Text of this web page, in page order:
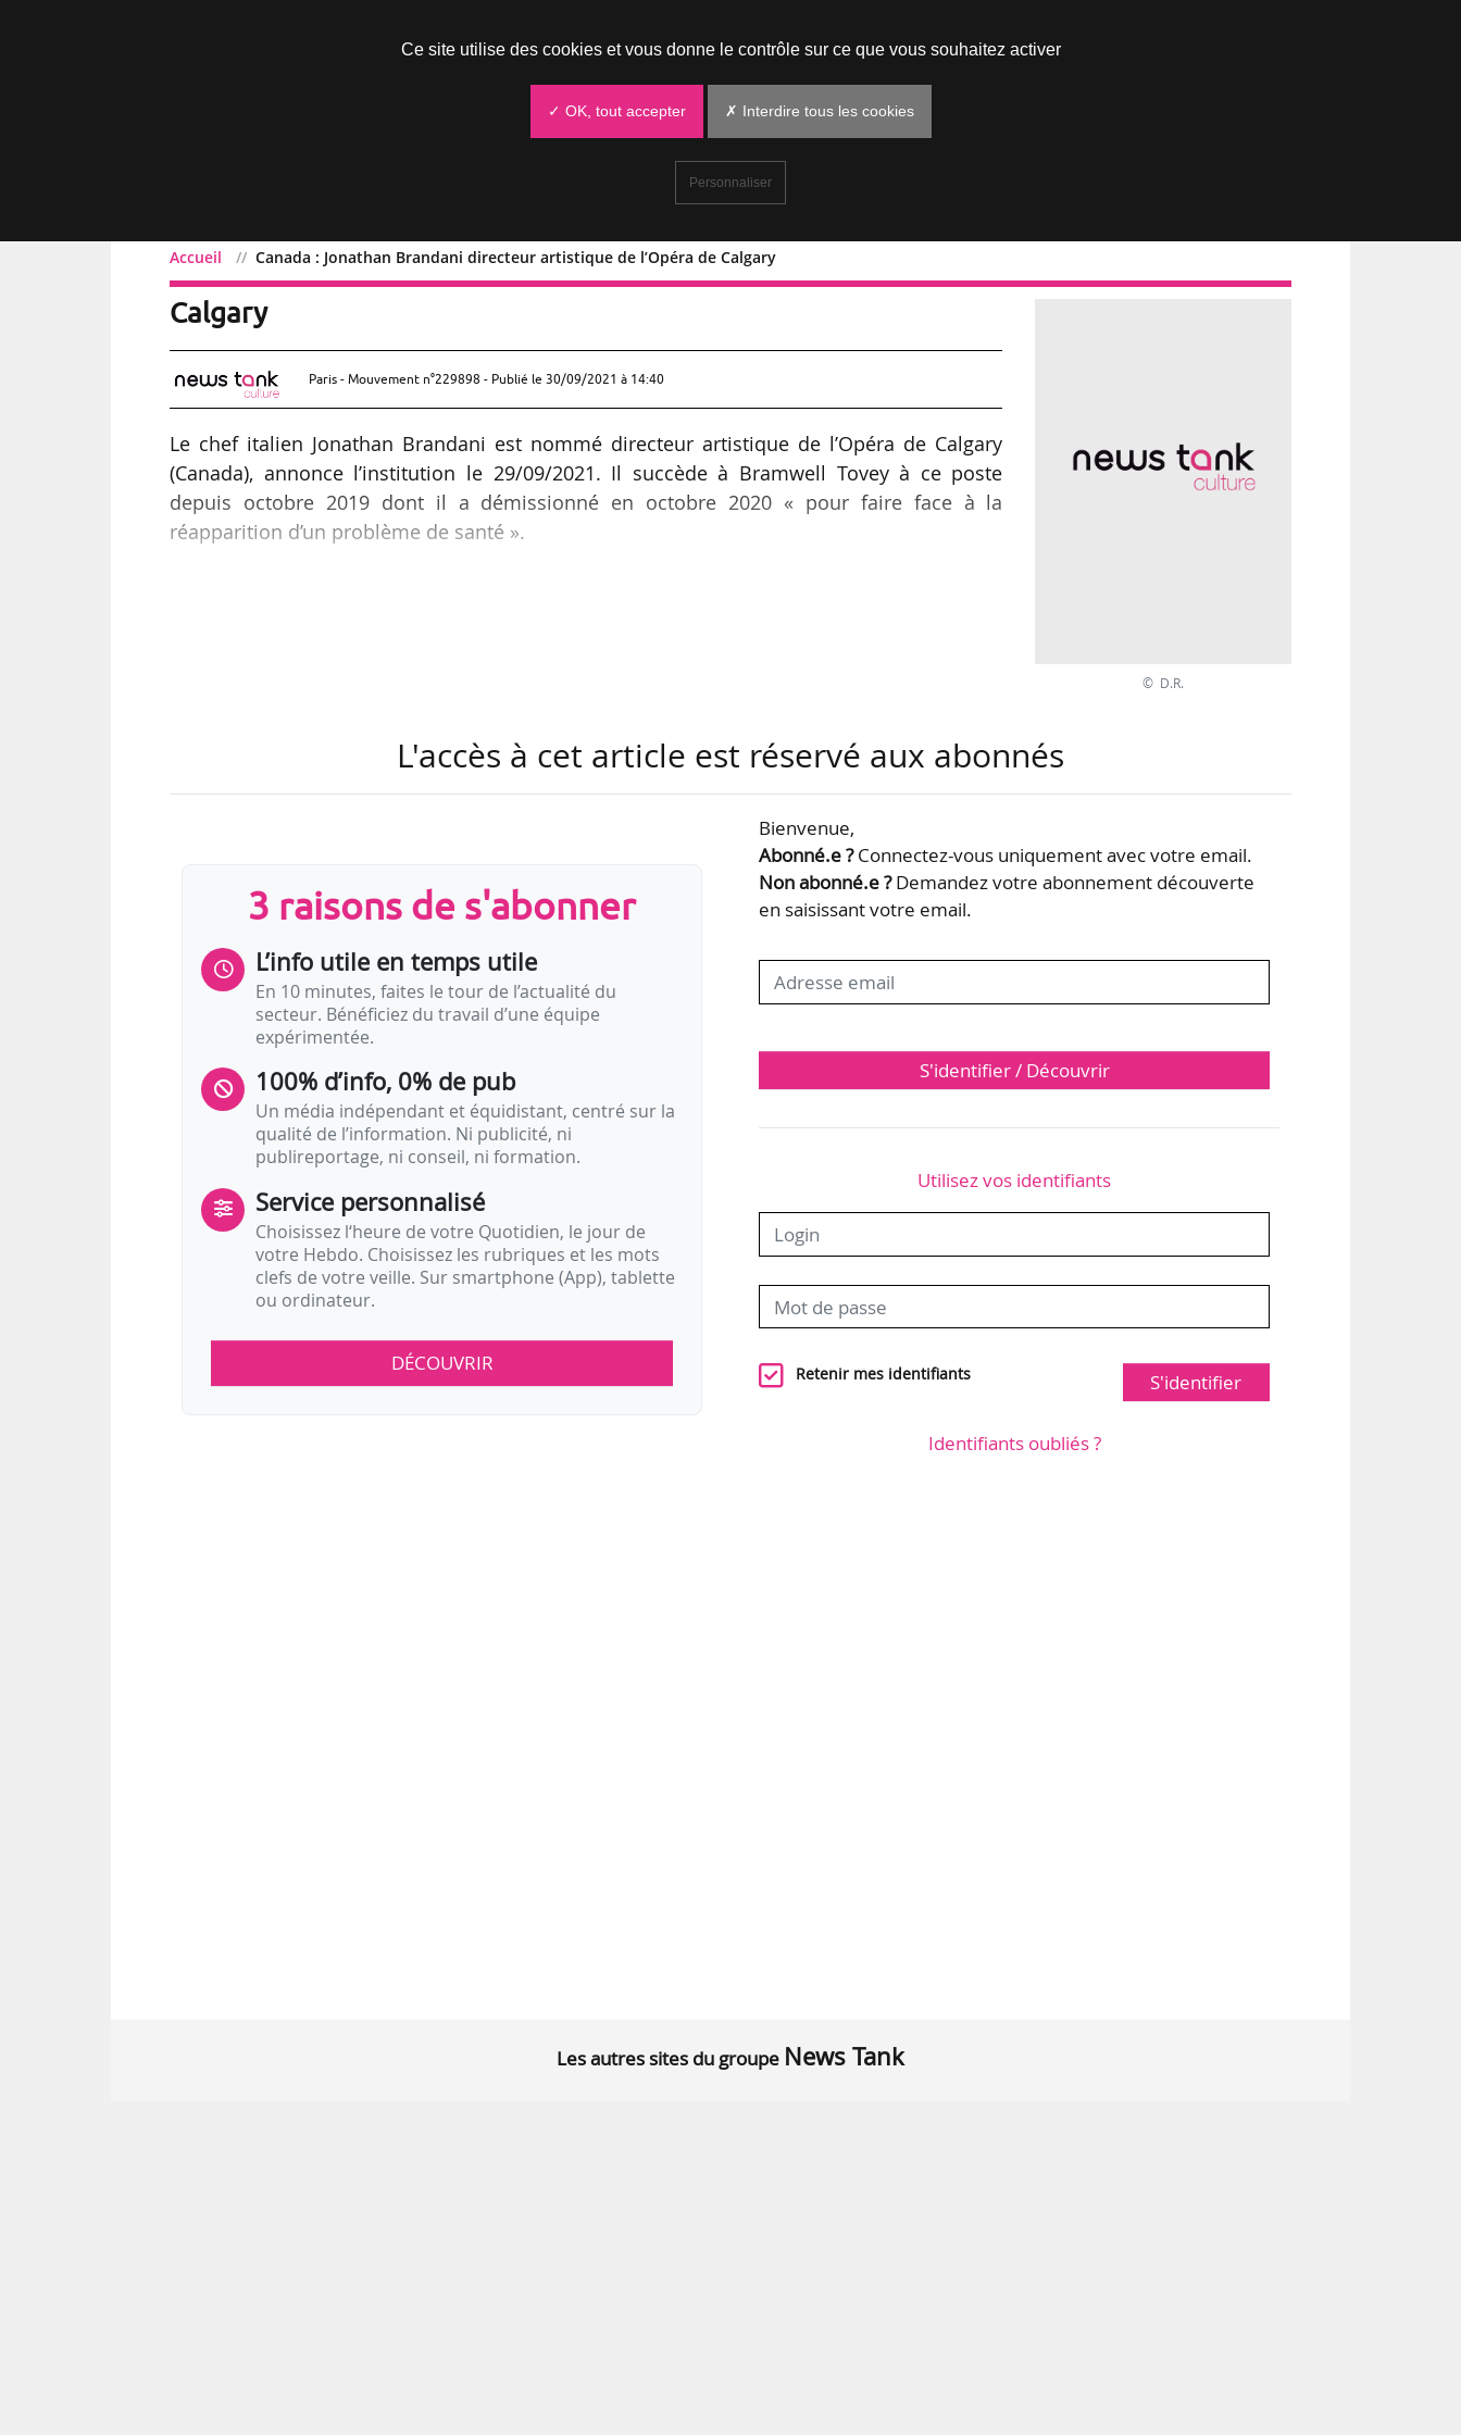
Accueil Canada : Jonathan Brandani directeur artistique de l’Opéra de Calgary
Canada : Jonathan Brandani directeur artistique de l’Opéra de
Calgary
Paris - Mouvement n°229898 - Publié le 30/09/2021 à 14:40
Le chef italien Jonathan Brandani est nommé directeur artistique de l’Opéra de Calgary
(Canada), annonce l’institution le 29/09/2021. Il succède à Bramwell Tovey à ce poste
depuis octobre 2019 dont il a démissionné en octobre 2020 « pour faire face à la
réapparition d’un problème de santé ».
Jonathan Brandani est diplômé en direction d’orchestre de l’Universitat fur Musik und
darstellende Kunst de Vienne (Autriche), titulaire d’une maîtrise en direction…
© D.R.
L'accès à cet article est réservé aux abonnés
3 raisons de s'abonner
L’info utile en temps utile
En 10 minutes, faites le tour de l’actualité du
secteur. Bénéficiez du travail d’une équipe
expérimentée.
100% d’info, 0% de pub
Un média indépendant et équidistant, centré sur la
qualité de l’information. Ni publicité, ni
publireportage, ni conseil, ni formation.
Service personnalisé
Choisissez l‘heure de votre Quotidien, le jour de
votre Hebdo. Choisissez les rubriques et les mots
clefs de votre veille. Sur smartphone (App), tablette
ou ordinateur.
DÉCOUVRIR
Bienvenue,
Abonné.e ?Connectez-vous uniquement avec votre email.
Non abonné.e ?Demandez votre abonnement découverte
en saisissant votre email.
S'identifier / Découvrir
Utilisez vos identifiants
Retenir mes identifiants S'identifier
Identifiants oubliés ?
Les autres sites du groupe News Tank
Ce site utilise des cookies et vous donne le contrôle sur ce que vous souhaitez activer
✓ OK, tout accepter ✗ Interdire tous les cookies
Personnaliser